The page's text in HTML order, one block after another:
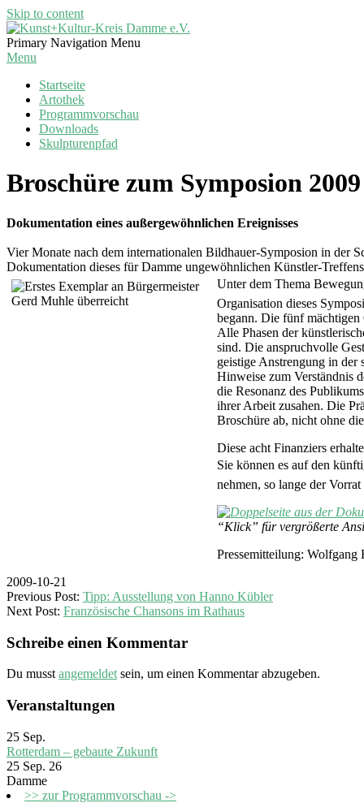
Skip to content
Kunst+Kultur-
Kreis
Primary Navigation Menu
Menu
Startseite
Artothek
Programmvorschau
Downloads
Skulpturenpfad
Broschüre zum Symposion
Dokumentation eines außergewöhnlichen Ereignisses
Vier Monate nach dem internationalen Bildhauer-Symposion in der
Dokumentation dieses für Damme ungewöhnlichen Künstler-
Unter dem Thema
Organisation dieses
begann. Die fünf mächtigen
Alle Phasen der
sind. Die anspruchvolle
geistige Anstrengung in der
Hinweise zum Verständnis
die Resonanz des
ihrer Arbeit zusahen. Die
Broschüre ab, nicht ohne
Diese acht Finanziers
Sie können es auf den
nehmen, so lange der Vorrat
“Klick” für vergrößerte
Pressemitteilung: Wolfgang
2009-10-21
Previous Post: Tipp: Ausstellung von Hanno Kübler
Next Post: Französische Chansons im Rathaus
Schreibe einen Kommentar
Du musst angemeldet sein, um einen Kommentar abzugeben.
Veranstaltungen
25 Sep.
Rotterdam – gebaute Zukunft
25 Sep. 26
Damme
>> zur Programmvorschau ->